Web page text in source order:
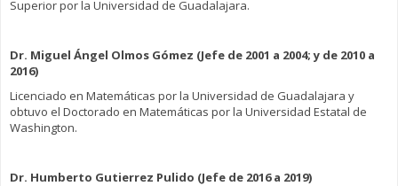
Superior por la Universidad de Guadalajara.
Dr. Miguel Ángel Olmos Gómez (Jefe de 2001 a 2004; y de 2010 a
2016)
Licenciado en Matemáticas por la Universidad de Guadalajara y
obtuvo el Doctorado en Matemáticas por la Universidad Estatal de
Washington.
Dr. Humberto Gutierrez Pulido (Jefe de 2016 a 2019)